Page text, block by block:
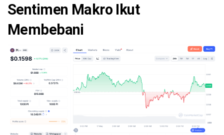
Sentimen Makro Ikut
Membebani